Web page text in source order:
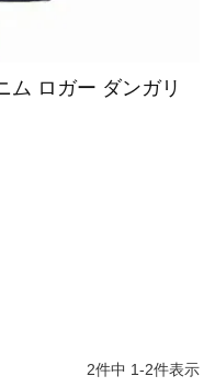
ム ロガー ダンガリ
2件中 1-2件表示